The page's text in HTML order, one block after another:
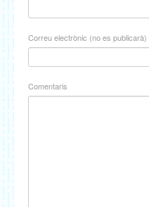
Correu electrònic (no es publicarà)
Comentaris